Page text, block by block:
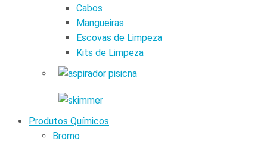
Cabos
Mangueiras
Escovas de Limpeza
Kits de Limpeza
Produtos Químicos
Bromo